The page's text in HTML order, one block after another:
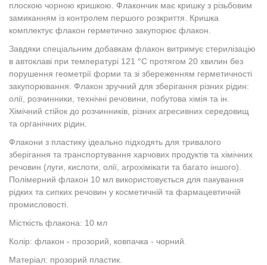
плоскою чорною кришкою. Флакончик має кришку з різьбовим
замиканням із контролем першого розкриття. Кришка
комплектує флакон герметично закупорює флакон.
Завдяки спеціальним добавкам флакон витримує стерилізацію
в автоклаві при температурі 121 °С протягом 20 хвилин без
порушення геометрії форми та зі збереженням герметичності
закупорювання. Флакон зручний для зберігання різних рідин:
олії, розчинники, технічні речовини, побутова хімія та ін.
Хімічний стійок до розчинників, різних агресивних середовищ
та органічних рідин.
Флакони з пластику ідеально підходять для тривалого
зберігання та транспортування харчових продуктів та хімічних
речовин (луги, кислоти, олії, агрохімікати та багато іншого).
Полімерний флакон 10 мл використовується для пакування
рідких та сипких речовин у косметичній та фармацевтичній
промисловості.
Місткість флакона: 10 мл
Колір: флакон - прозорий, ковпачка - чорний.
Матеріал: прозорий пластик.